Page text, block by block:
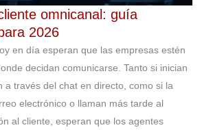
omnicanal: guía
2026
en día esperan que las empresas estén
decidan comunicarse. Tanto si inician
a través del chat en directo, como si la
electrónico o llaman más tarde al
al cliente, esperan que los agentes